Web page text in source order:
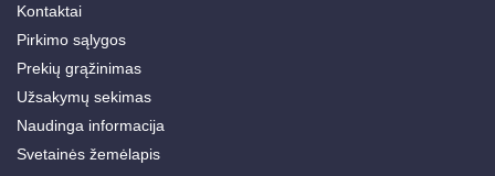
Kontaktai
Pirkimo sąlygos
Prekių grąžinimas
Užsakymų sekimas
Naudinga informacija
Svetainės žemėlapis